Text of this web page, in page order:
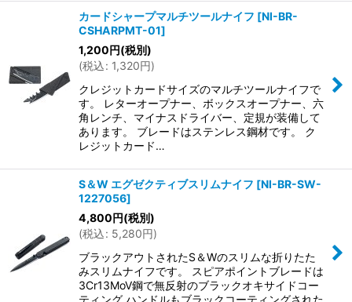
カードシャープマルチツールナイフ [NI-BR-
CSHARPMT-01]
1,200円(税別)
(税込: 1,320円)
クレジットカードサイズのマルチツールナイフで
す。 レターオープナー、ボックスオープナー、六
角レンチ、マイナスドライバー、定規が装備して
あります。 ブレードはステンレス鋼材です。 ク
レジットカード…
S＆W エグゼクティブスリムナイフ [NI-BR-SW-
1227056]
4,800円(税別)
(税込: 5,280円)
ブラックアウトされたS＆Wのスリムな折りたた
みスリムナイフです。 スピアポイントブレードは
3Cr13MoV鋼で無反射のブラックオキサイドコー
ティング ハンドルもブラックコーティングされた